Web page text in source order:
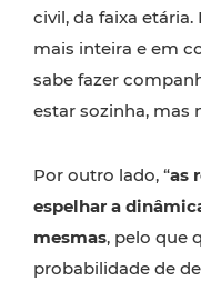
civil, da faixa
mais inteira e em
sabe fazer
estar sozinha, mas
Por outro lado, “as
espelhar a
mesmas, pelo que
probabilidade de